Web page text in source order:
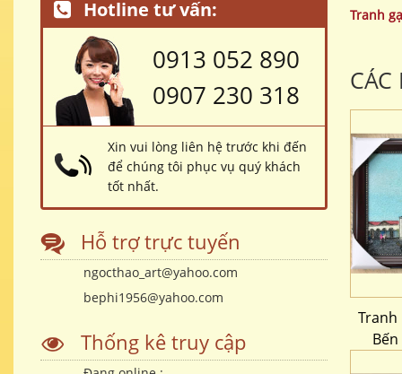
Tranh
Tranh
Hotline tư vấn:
0913 052 890
0907 230 318
Xin vui lòng liên hệ trước khi đến
để chúng tôi phục vụ quý khách
tốt nhất.
Hỗ trợ trực tuyến
ngocthao_art@yahoo.com
bephi1956@yahoo.com
Thống kê truy cập